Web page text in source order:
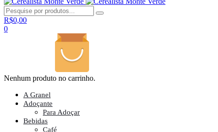
R$0,00
0
Nenhum produto no carrinho.
A Granel
Adoçante
Para Adoçar
Bebidas
Café